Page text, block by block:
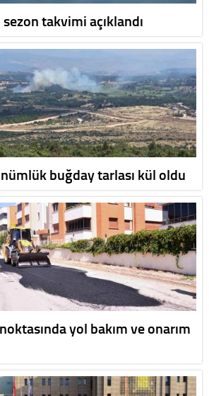
takvimi açıklandı
buğday tarlası kül oldu
yol bakım ve onarım